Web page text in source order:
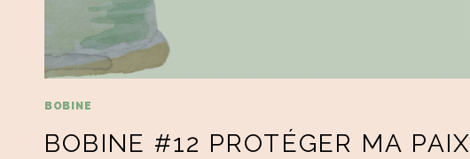
BOBINE
BOBINE #12 PROTÉGER MA PAIX